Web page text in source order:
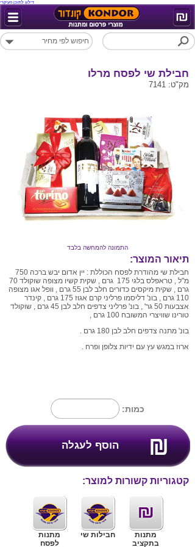
דילוג לתוכן העיקרי
חבילת שי לפסח מרלו
מק"ט: 7141
התמונה להמחשה בלבד
תיאור המוצר:
חבילת שי מהודרת לפסח הכוללת : יין אדום יבש ברכה 750
מ"ל , טראפלס בלגי 175 גרם , שקית קשיו מצופה שוקולד 70
גרם , שקית מיקסים כדורים חלב לבן 55 גרם , וופל אגו מצופה
110 גרם , בונ' דליסמו פרליני קרם אגוז 175 גרם , קינדר
אצבעות 50 גר' , בונ' פרליני צדפים חלב לבן 45 גרם , שוקולד
טורינו שוויצרי המשובח 100 גרם ,
בונ' מתנה צדפים חלב לבן 180 גרם .
ארוז במגש עץ עם ידיות צלופן ופרח .
כמות:
קטגוריות קשורות למוצר:
מתנות
בתקציב
חבילות שי
מתנות
לפסח